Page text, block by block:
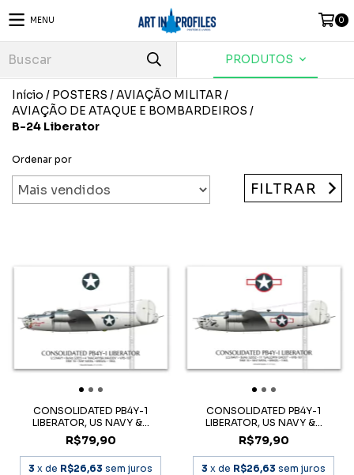
MENU 0
PRODUTOS
Início / POSTERS /AVIAÇÃO MILITAR/
AVIAÇÃO DE ATAQUE E BOMBARDEIROS /
B-24 Liberator
Ordenar por
FILTRAR
CONSOLIDATED PB4Y-1
LIBERATOR, US NAVY &...
R$79,90
3 x de R$26,63 sem juros
CONSOLIDATED PB4Y-1
LIBERATOR, US NAVY &...
R$79,90
3 x de R$26,63 sem juros